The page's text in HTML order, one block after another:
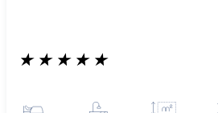
★ ★ ★ ★ ★